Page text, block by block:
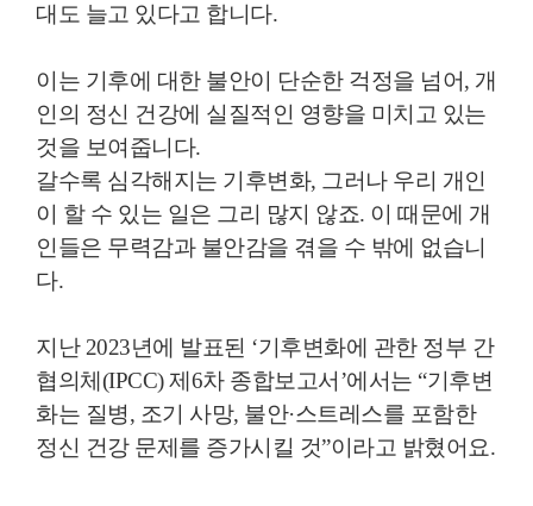
대도 늘고 있다고 합니다.
이는 기후에 대한 불안이 단순한 걱정을 넘어, 개
인의 정신 건강에 실질적인 영향을 미치고 있는
것을 보여줍니다.
갈수록 심각해지는 기후변화, 그러나 우리 개인
이 할 수 있는 일은 그리 많지 않죠. 이 때문에 개
인들은 무력감과 불안감을 겪을 수 밖에 없습니
다.
지난 2023년에 발표된 ‘기후변화에 관한 정부 간
협의체(IPCC) 제6차 종합보고서’에서는 “기후변
화는 질병, 조기 사망, 불안·스트레스를 포함한
정신 건강 문제를 증가시킬 것”이라고 밝혔어요.